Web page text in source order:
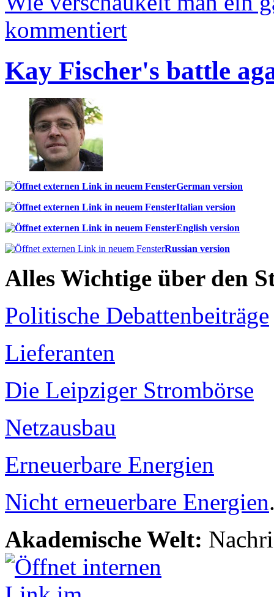
kommentiert
Kay Fischer's battle
German version
Italian version
English version
Russian version
Alles Wichtige über den
Politische Debattenbeiträge
Lieferanten
Die Leipziger Strombörse
Netzausbau
Erneuerbare Energien
Nicht erneuerbare Energien
Akademische Welt: